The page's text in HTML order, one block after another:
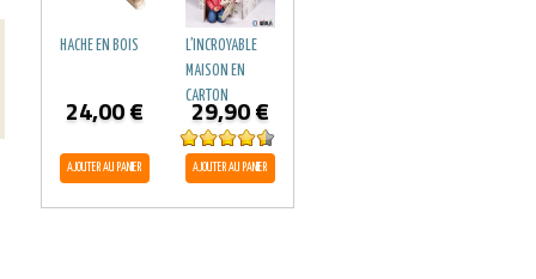
HACHE EN BOIS
24,00€
AJOUTER AU PANIER
L’INCROYABLE
MAISON EN
CARTON
Note4.50
sur 5
29,90€
AJOUTER AU PANIER